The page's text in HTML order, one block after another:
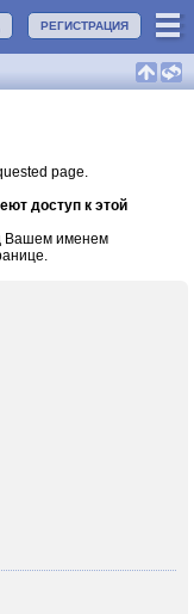
РЕГИСТРАЦИЯ
page.
доступ к этой
Вашем именем